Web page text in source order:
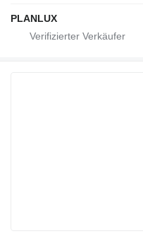
PLANLUX